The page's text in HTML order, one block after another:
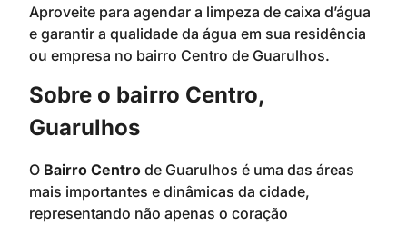
Aproveite para agendar a limpeza de caixa d’água
e garantir a qualidade da água em sua residência
ou empresa no bairro Centro de Guarulhos.
Sobre o bairro Centro,
Guarulhos
O Bairro Centro de Guarulhos é uma das áreas
mais importantes e dinâmicas da cidade,
representando não apenas o coração